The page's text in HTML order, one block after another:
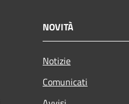
NOVITÀ
Notizie
Comunicati